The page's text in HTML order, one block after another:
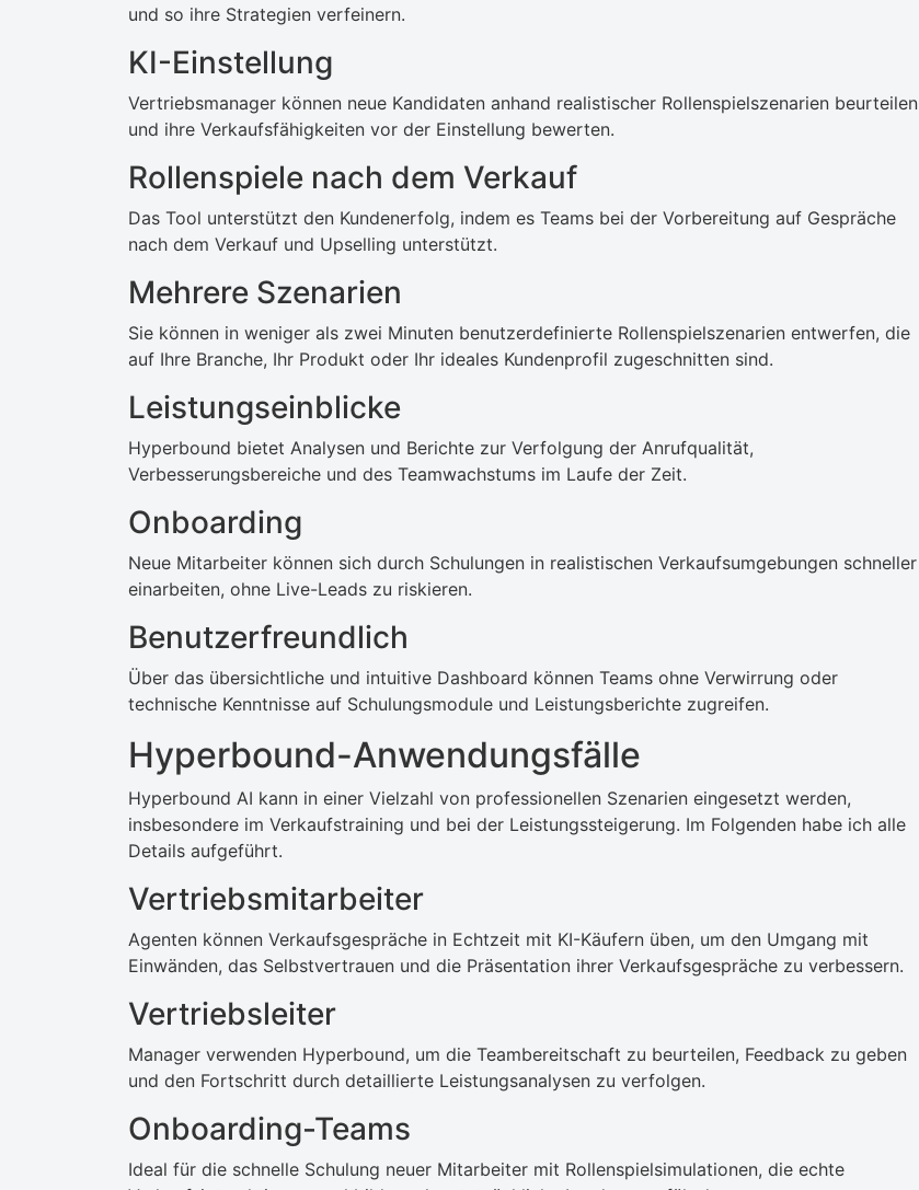
und so ihre Strategien verfeinern.
KI-Einstellung
Vertriebsmanager können neue Kandidaten anhand realistischer Rollenspielszenarien beurteilen
und ihre Verkaufsfähigkeiten vor der Einstellung bewerten.
Rollenspiele nach dem Verkauf
Das Tool unterstützt den Kundenerfolg, indem es Teams bei der Vorbereitung auf Gespräche
nach dem Verkauf und Upselling unterstützt.
Mehrere Szenarien
Sie können in weniger als zwei Minuten benutzerdefinierte Rollenspielszenarien entwerfen, die
auf Ihre Branche, Ihr Produkt oder Ihr ideales Kundenprofil zugeschnitten sind.
Leistungseinblicke
Hyperbound bietet Analysen und Berichte zur Verfolgung der Anrufqualität,
Verbesserungsbereiche und des Teamwachstums im Laufe der Zeit.
Onboarding
Neue Mitarbeiter können sich durch Schulungen in realistischen Verkaufsumgebungen schneller
einarbeiten, ohne Live-Leads zu riskieren.
Benutzerfreundlich
Über das übersichtliche und intuitive Dashboard können Teams ohne Verwirrung oder
technische Kenntnisse auf Schulungsmodule und Leistungsberichte zugreifen.
Hyperbound-Anwendungsfälle
Hyperbound AI kann in einer Vielzahl von professionellen Szenarien eingesetzt werden,
insbesondere im Verkaufstraining und bei der Leistungssteigerung. Im Folgenden habe ich alle
Details aufgeführt.
Vertriebsmitarbeiter
Agenten können Verkaufsgespräche in Echtzeit mit KI-Käufern üben, um den Umgang mit
Einwänden, das Selbstvertrauen und die Präsentation ihrer Verkaufsgespräche zu verbessern.
Vertriebsleiter
Manager verwenden Hyperbound, um die Teambereitschaft zu beurteilen, Feedback zu geben
und den Fortschritt durch detaillierte Leistungsanalysen zu verfolgen.
Onboarding-Teams
Ideal für die schnelle Schulung neuer Mitarbeiter mit Rollenspielsimulationen, die echte